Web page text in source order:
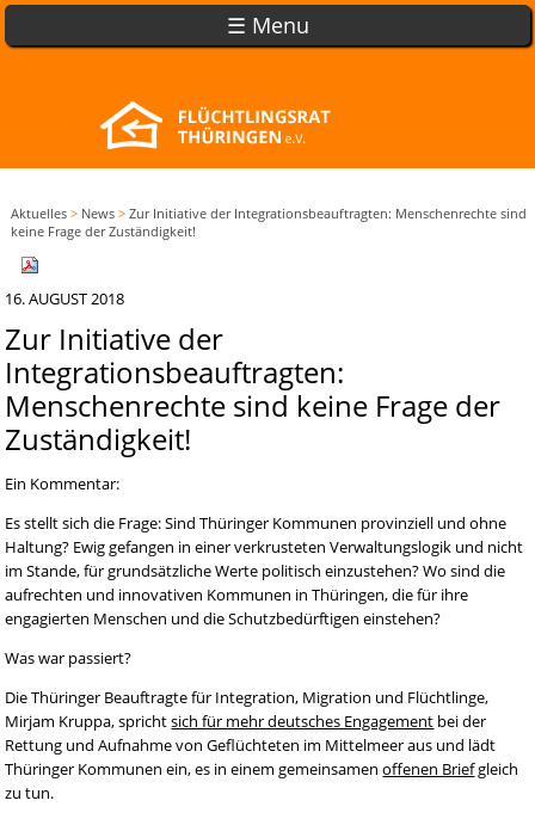
☰ Menu
Aktuelles > News > Zur Initiative der Integrationsbeauftragten: Menschenrechte sind
keine Frage der Zuständigkeit!
16. AUGUST 2018
Zur Initiative der
Integrationsbeauftragten:
Menschenrechte sind keine Frage der
Zuständigkeit!
Ein Kommentar:
Es stellt sich die Frage: Sind Thüringer Kommunen provinziell und ohne
Haltung? Ewig gefangen in einer verkrusteten Verwaltungslogik und nicht
im Stande, für grundsätzliche Werte politisch einzustehen? Wo sind die
aufrechten und innovativen Kommunen in Thüringen, die für ihre
engagierten Menschen und die Schutzbedürftigen einstehen?
Was war passiert?
Die Thüringer Beauftragte für Integration, Migration und Flüchtlinge,
Mirjam Kruppa, sprichtsich für mehr deutsches Engagement bei der
Rettung und Aufnahme von Geflüchteten im Mittelmeer aus und lädt
Thüringer Kommunen ein, es in einem gemeinsamenoffenen Briefgleich
zu tun.